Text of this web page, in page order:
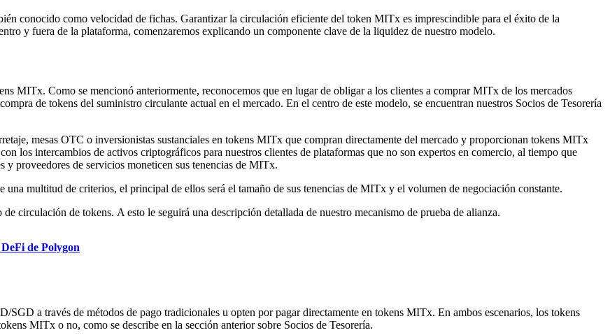
conocido como velocidad de fichas. Garantizar la circulación eficiente del token MITx es imprescindible para el éxito de la
y fuera de la plataforma, comenzaremos explicando un componente clave de la liquidez de nuestro modelo.
MITx. Como se mencionó anteriormente, reconocemos que en lugar de obligar a los clientes a comprar MITx de los mercados
de tokens del suministro circulante actual en el mercado. En el centro de este modelo, se encuentran nuestros Socios de Tesorería
mesas OTC o inversionistas sustanciales en tokens MITx que compran directamente del mercado y proporcionan tokens MITx
los intercambios de activos criptográficos para nuestros clientes de plataformas que no son expertos en comercio, al tiempo que
y proveedores de servicios moneticen sus tenencias de MITx.
multitud de criterios, el principal de ellos será el tamaño de sus tenencias de MITx y el volumen de negociación constante.
circulación de tokens. A esto le seguirá una descripción detallada de nuestro mecanismo de prueba de alianza.
de Polygon
SGD a través de métodos de pago tradicionales u opten por pagar directamente en tokens MITx. En ambos escenarios, los tokens
MITx o no, como se describe en la sección anterior sobre Socios de Tesorería.